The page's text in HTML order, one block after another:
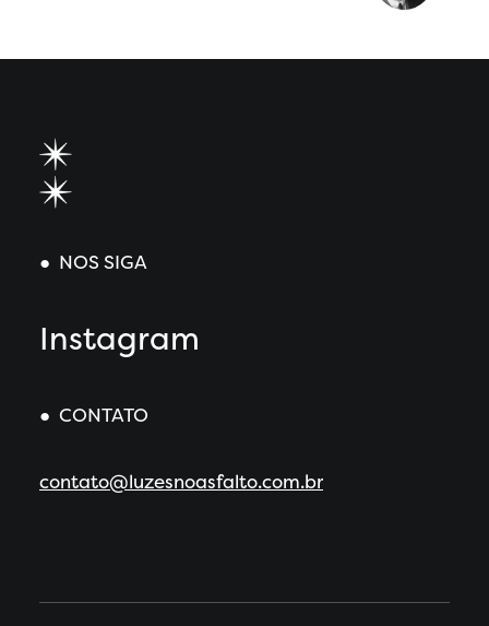
● NOS SIGA
Instagram
● CONTATO
contato@luzesnoasfalto.com.br